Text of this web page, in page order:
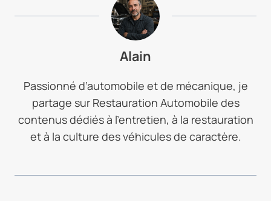
Alain
Passionné d’automobile et de mécanique, je
partage sur Restauration Automobile des
contenus dédiés à l’entretien, à la restauration
et à la culture des véhicules de caractère.